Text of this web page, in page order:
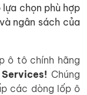
chọn phù hợp
ngân sách của
ô tô chính hãng
Chúng
các dòng lốp ô